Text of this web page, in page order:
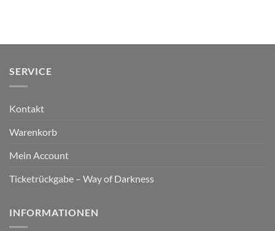
SERVICE
Kontakt
Warenkorb
Mein Account
Ticketrückgabe – Way of Darkness
INFORMATIONEN